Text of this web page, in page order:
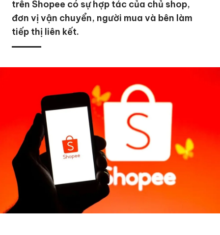
trên Shopee có sự hợp tác của chủ shop,
đơn vị vận chuyển, người mua và bên làm
tiếp thị liên kết.